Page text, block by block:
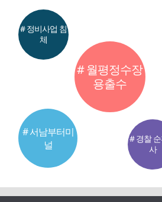
# 월평정수장
용출수
# 서남부터미
널
# 정비사업 침
체
# 경찰
사